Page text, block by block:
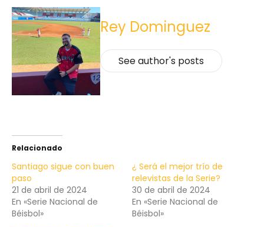
Rey Dominguez
See author's posts
Relacionado
Santiago sigue con buen
paso
21 de abril de 2024
En «Serie Nacional de
Béisbol»
¿ Será el mejor trío de
relevistas de la Serie?
30 de abril de 2024
En «Serie Nacional de
Béisbol»